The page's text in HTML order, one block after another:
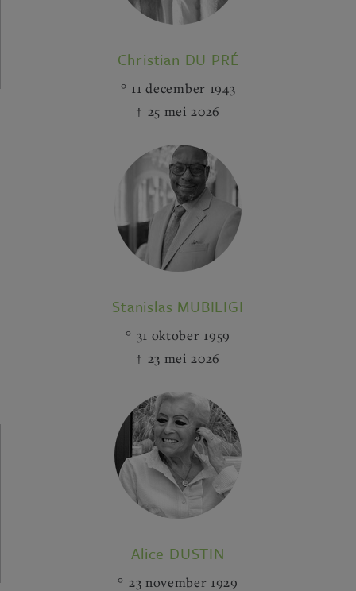
Christian DU PRÉ
11 december 1943
25 mei 2026
Stanislas MUBILIGI
31 oktober 1959
23 mei 2026
Alice DUSTIN
23 november 1929